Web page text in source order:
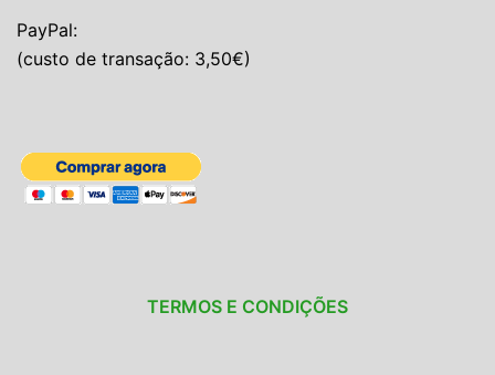
PayPal:
(custo de transação: 3,50€)
TERMOS E CONDIÇÕES